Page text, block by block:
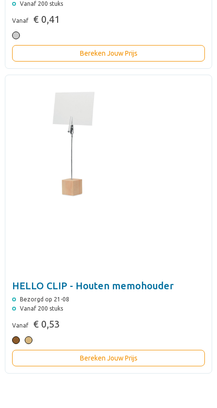
Vanaf 200 stuks
Vanaf € 0,41
Bereken Jouw Prijs
HELLO CLIP - Houten memohouder
Bezorgd op 21-08
Vanaf 200 stuks
Vanaf € 0,53
Bereken Jouw Prijs